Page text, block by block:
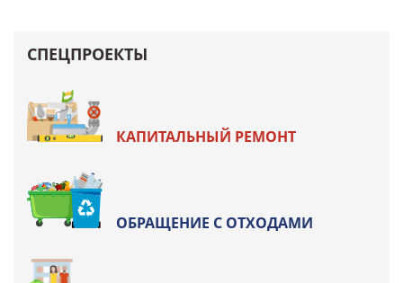
СПЕЦПРОЕКТЫ
КАПИТАЛЬНЫЙ РЕМОНТ
ОБРАЩЕНИЕ С ОТХОДАМИ